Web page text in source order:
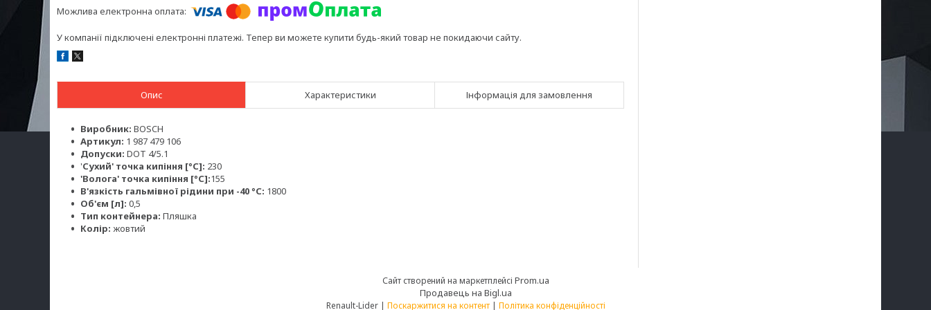
У компанії підключені електронні платежі. Тепер ви можете купити будь-який товар не покидаючи сайту.
Опис Характеристики Інформація для замовлення
Виробник: BOSCH
Артикул: 1 987 479 106
Допуски: DOT 4/5.1
'Сухий' точка кипіння [°C]: 230
'Волога' точка кипіння [°C]:155
В'язкість гальмівної рідини при -40 °C: 1800
Об'єм [л]: 0,5
Тип контейнера: Пляшка
Колір: жовтий
Сайт створений на маркетплейсі Prom.ua
Продавець на Bigl.ua
Renault-Lider | Поскаржитися на контент | Політика конфіденційності